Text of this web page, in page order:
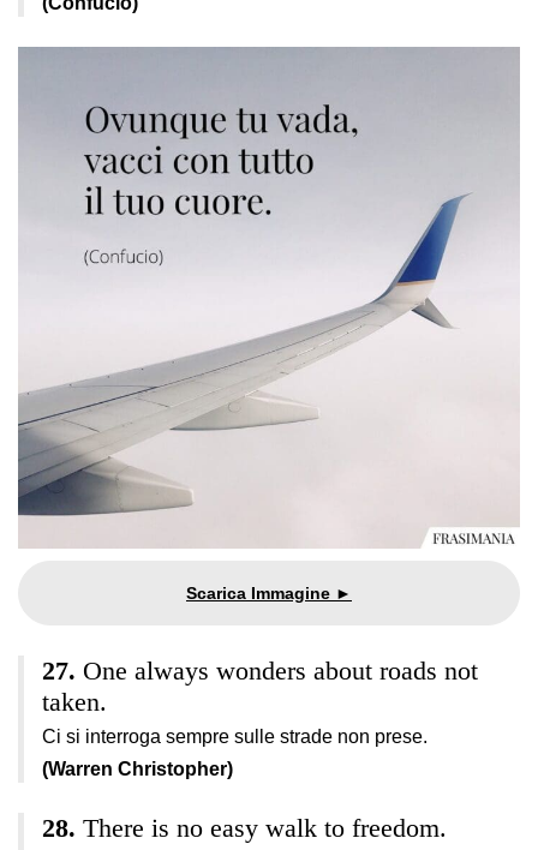
One always wonders about roads not
taken.
Ci si interroga sempre sulle strade non prese.
(Warren Christopher)
There is no easy walk to freedom.